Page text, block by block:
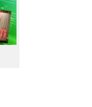
художественный